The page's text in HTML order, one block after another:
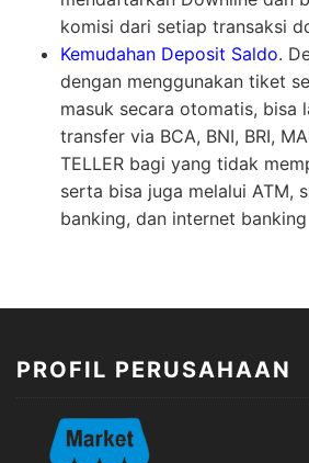
komisi dari setiap transaksi
Kemudahan Deposit Saldo.
dengan menggunakan tiket
masuk secara otomatis, bisa
transfer via BCA, BNI, BRI,
TELLER bagi yang tidak
serta bisa juga melalui ATM,
banking, dan internet banking
PROFIL PERUSAHAAN